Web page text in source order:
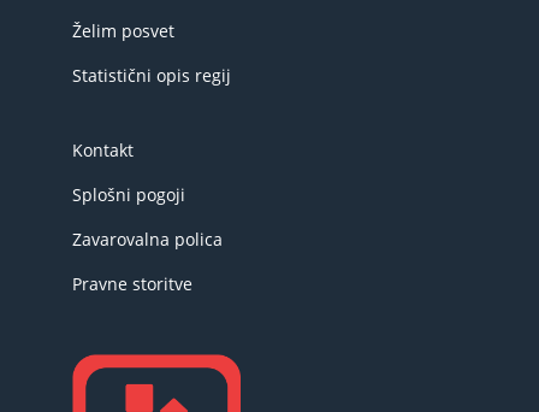
Želim posvet
Statistični opis regij
Kontakt
Splošni pogoji
Zavarovalna polica
Pravne storitve